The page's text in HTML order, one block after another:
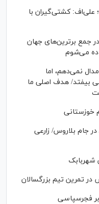
علی‌اف: کشتی‌گیران با
جمع برترین‌های جهان
می‌شوم
نمی‌دهم، اما
بیفتد/ هدف اصلی ما
خوزستانی
در جام بلاروس/ زارعی
شهربابک
تمرین تیم بزرگسالان
فجرسپاسی